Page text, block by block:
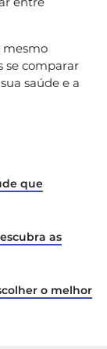
mesmo
se comparar
saúde e a
que
as
o melhor